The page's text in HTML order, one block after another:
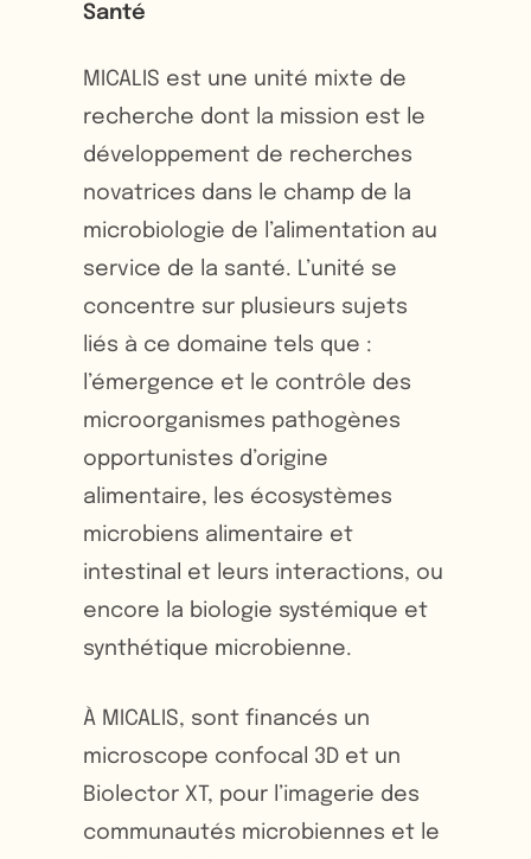
Santé
MICALIS est une unité mixte de
recherche dont la mission est le
développement de recherches
novatrices dans le champ de la
microbiologie de l’alimentation au
service de la santé. L’unité se
concentre sur plusieurs sujets
liés à ce domaine tels que :
l’émergence et le contrôle des
microorganismes pathogènes
opportunistes d’origine
alimentaire, les écosystèmes
microbiens alimentaire et
intestinal et leurs interactions, ou
encore la biologie systémique et
synthétique microbienne.
À MICALIS, sont financés un
microscope confocal 3D et un
Biolector XT, pour l’imagerie des
communautés microbiennes et le